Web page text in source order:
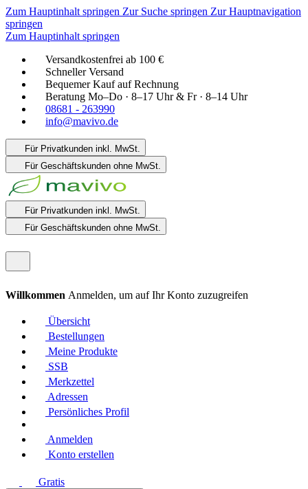
Zum Hauptinhalt springen Zur Suche springen Zur Hauptnavigation
springen
Zum Hauptinhalt springen
Versandkostenfrei ab 100 €
Schneller Versand
Bequemer Kauf auf Rechnung
Beratung Mo–Do · 8–17 Uhr & Fr · 8–14 Uhr
08681 - 263990
info@mavivo.de
Für Privatkunden inkl. MwSt.
Für Geschäftskunden ohne MwSt.
Für Privatkunden inkl. MwSt.
Für Geschäftskunden ohne MwSt.
Willkommen Anmelden, um auf Ihr Konto zuzugreifen
Übersicht
Bestellungen
Meine Produkte
SSB
Merkzettel
Adressen
Persönliches Profil
Anmelden
Konto erstellen
Gratis